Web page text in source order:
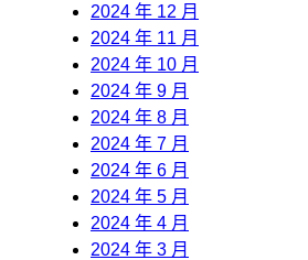
2024 年 12 月
2024 年 11 月
2024 年 10 月
2024 年 9 月
2024 年 8 月
2024 年 7 月
2024 年 6 月
2024 年 5 月
2024 年 4 月
2024 年 3 月